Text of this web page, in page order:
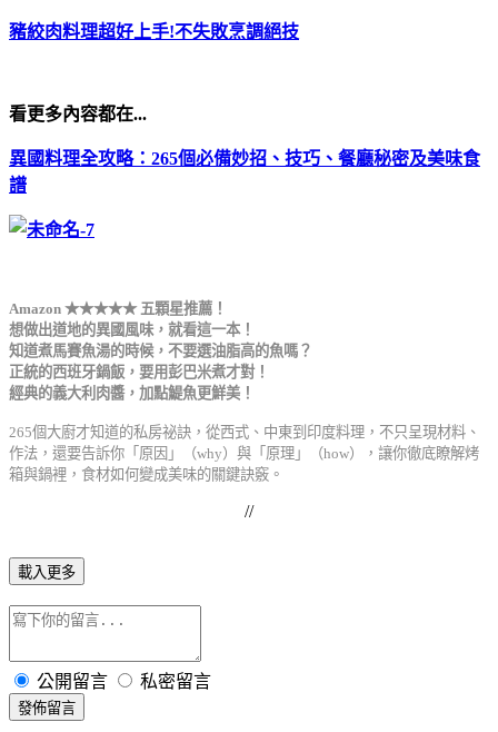
豬絞肉料理超好上手!不失敗烹調絕技
看更多內容都在...
異國料理全攻略：265個必備妙招、技巧、餐廳秘密及美味食
譜
Amazon ★★★★★ 五顆星推薦！
想做出道地的異國風味，就看這一本！
知道煮馬賽魚湯的時候，不要選油脂高的魚嗎？
正統的西班牙鍋飯，要用彭巴米煮才對！
經典的義大利肉醬，加點鯷魚更鮮美！
265個大廚才知道的私房祕訣，從西式、中東到印度料理，不只呈現材料、
作法，還要告訴你「原因」（why）與「原理」（how），讓你徹底瞭解烤
箱與鍋裡，食材如何變成美味的關鍵訣竅。
//
載入更多
公開留言 私密留言
發佈留言